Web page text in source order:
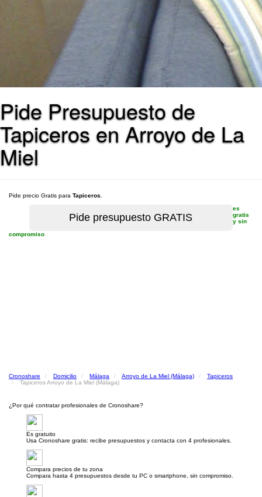
Pide Presupuesto de
Tapiceros en Arroyo de La
Miel
Pide precio Gratis para Tapiceros
es
gratis
y sin
compromiso
Cronoshare Domicilio Málaga Arroyo de La Miel (Málaga)
Tapiceros
Tapiceros Arroyo de La Miel (Málaga)
¿Por qué contratar profesionales de Cronoshare?
Es gratuito
Usa Cronoshare gratis: recibe presupuestos y contacta con 4 profesionales.
Compara precios de tu zona
Compara hasta 4 presupuestos desde tu PC o smartphone, sin compromiso.